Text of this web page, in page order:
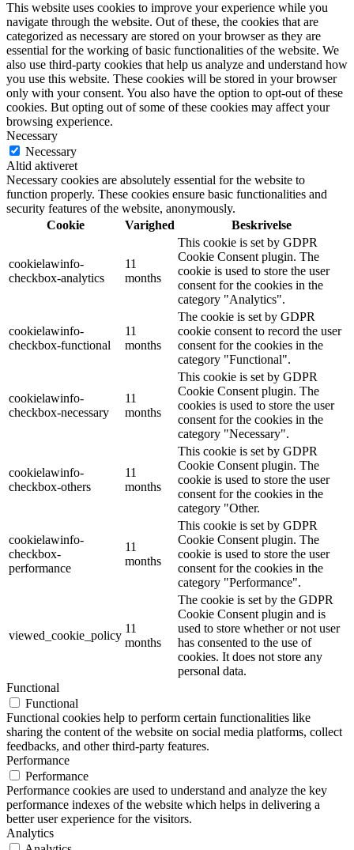
This website uses cookies to improve your experience while you
navigate through the website. Out of these, the cookies that are
categorized as necessary are stored on your browser as they are
essential for the working of basic functionalities of the website. We
also use third-party cookies that help us analyze and understand how
you use this website. These cookies will be stored in your browser
only with your consent. You also have the option to opt-out of these
cookies. But opting out of some of these cookies may affect your
browsing experience.
Necessary
Necessary
Altid aktiveret
Necessary cookies are absolutely essential for the website to
function properly. These cookies ensure basic functionalities and
security features of the website, anonymously.
Cookie
Varighed Beskrivelse
cookielawinfo-
checkbox-analytics
11
months
This cookie is set by GDPR
Cookie Consent plugin. The
cookie is used to store the user
consent for the cookies in the
category "Analytics".
cookielawinfo-
checkbox-functional
11
months
The cookie is set by GDPR
cookie consent to record the user
consent for the cookies in the
category "Functional".
cookielawinfo-
checkbox-necessary
11
months
This cookie is set by GDPR
Cookie Consent plugin. The
cookies is used to store the user
consent for the cookies in the
category "Necessary".
cookielawinfo-
checkbox-others
11
months
This cookie is set by GDPR
Cookie Consent plugin. The
cookie is used to store the user
consent for the cookies in the
category "Other.
cookielawinfo-
checkbox-
performance
11
months
This cookie is set by GDPR
Cookie Consent plugin. The
cookie is used to store the user
consent for the cookies in the
category "Performance".
viewed_cookie_policy
11
months
The cookie is set by the GDPR
Cookie Consent plugin and is
used to store whether or not user
has consented to the use of
cookies. It does not store any
personal data.
Functional
Functional
Functional cookies help to perform certain functionalities like
sharing the content of the website on social media platforms, collect
feedbacks, and other third-party features.
Performance
Performance
Performance cookies are used to understand and analyze the key
performance indexes of the website which helps in delivering a
better user experience for the visitors.
Analytics